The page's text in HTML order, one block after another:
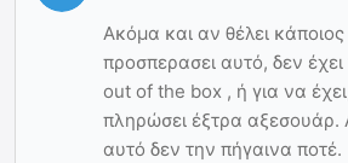
Ακόμα και αν θέλει
προσπερασει αυτό, δεν
out of the box , ή για να
πληρώσει έξτρα αξεσουάρ.
αυτό δεν την πήγαινα ποτέ.